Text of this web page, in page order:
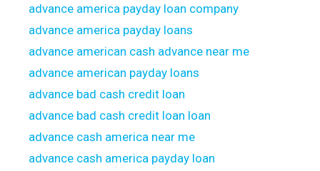
advance america payday loan company
advance america payday loans
advance american cash advance near me
advance american payday loans
advance bad cash credit loan
advance bad cash credit loan loan
advance cash america near me
advance cash america payday loan